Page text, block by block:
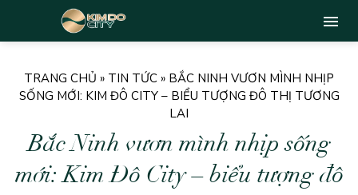
TRANG CHỦ » TIN TỨC » BẮC NINH VƯƠN MÌNH NHỊP
SỐNG MỚI: KIM ĐÔ CITY – BIỂU TƯỢNG ĐÔ THỊ TƯƠNG
LAI
Bắc Ninh vươn mình nhịp sống
mới: Kim Đô City – biểu tượng đô